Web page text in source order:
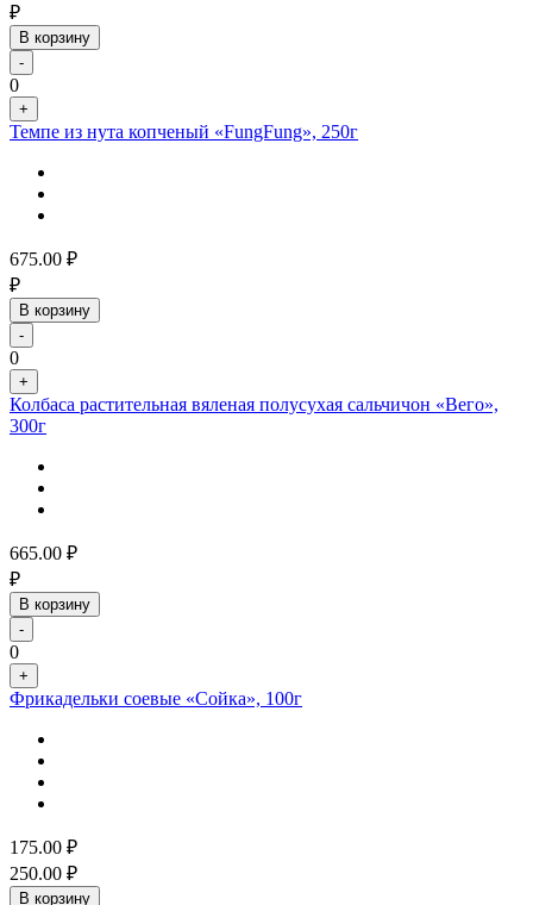
₽
В корзину
-
0
+
Темпе из нута копченый «FungFung», 250г
675.00 ₽
₽
В корзину
-
0
+
Колбаса растительная вяленая полусухая сальчичон «Вего»,
300г
665.00 ₽
₽
В корзину
-
0
+
Фрикадельки соевые «Сойка», 100г
175.00 ₽
250.00 ₽
В корзину